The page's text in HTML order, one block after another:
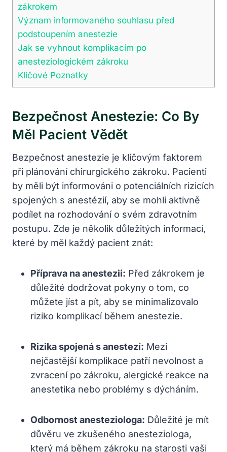
zákrokem
Význam informovaného souhlasu před
podstoupením anestezie
Jak se vyhnout komplikacím po
anesteziologickém zákroku
Klíčové Poznatky
Bezpečnost Anestezie: Co By
Měl Pacient Vědět
Bezpečnost anestezie je klíčovým faktorem
při plánování chirurgického zákroku. Pacienti
by měli být informováni o potenciálních rizicích
spojených s anestézií, aby se mohli aktivně
podílet na rozhodování o svém zdravotním
postupu. Zde je několik důležitých informací,
které by měl každý pacient znát:
Příprava na anestezii: Před zákrokem je
důležité dodržovat pokyny o tom, co
můžete jíst a pít, aby se minimalizovalo
riziko komplikací během anestezie.
Rizika spojená s anestezí: Mezi
nejčastější komplikace patří nevolnost a
zvracení po zákroku, alergické reakce na
anestetika nebo problémy s dýcháním.
Odbornost anesteziologa: Důležité je mít
důvěru ve zkušeného anesteziologa,
který má během zákroku na starosti vaši